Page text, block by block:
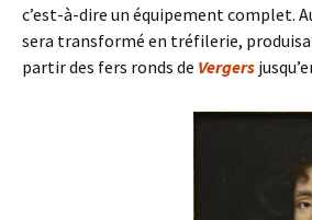
c’est-à-dire un équipement complet.
sera transformé en tréfilerie,
partir des fers ronds de Vergers